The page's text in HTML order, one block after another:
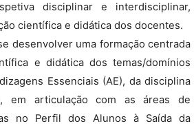
disciplinar e interdisciplinar,
científica e didática dos docentes.
desenvolver uma formação centrada
e didática dos temas/domínios
Essenciais (AE), da disciplina
em articulação com as áreas de
no Perfil dos Alunos à Saída da